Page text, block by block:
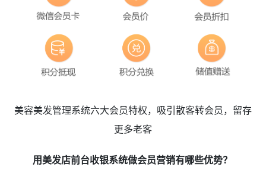
美容美发管理系统六大会员特权，吸引散客转会员，留存
更多老客
用美发店前台收银系统做会员营销有哪些优势？